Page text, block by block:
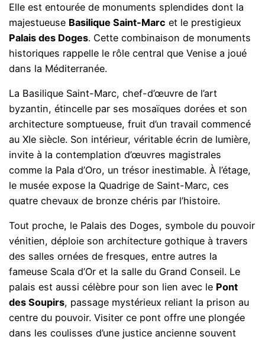
Elle est entourée de monuments splendides dont la
majestueuse Basilique Saint-Marc et le prestigieux
Palais des Doges. Cette combinaison de monuments
historiques rappelle le rôle central que Venise a joué
dans la Méditerranée.
La Basilique Saint-Marc, chef-d’œuvre de l’art
byzantin, étincelle par ses mosaïques dorées et son
architecture somptueuse, fruit d’un travail commencé
au XIe siècle. Son intérieur, véritable écrin de lumière,
invite à la contemplation d’œuvres magistrales
comme la Pala d’Oro, un trésor inestimable. À l’étage,
le musée expose la Quadrige de Saint-Marc, ces
quatre chevaux de bronze chéris par l’histoire.
Tout proche, le Palais des Doges, symbole du pouvoir
vénitien, déploie son architecture gothique à travers
des salles ornées de fresques, entre autres la
fameuse Scala d’Or et la salle du Grand Conseil. Le
palais est aussi célèbre pour son lien avec le Pont
des Soupirs, passage mystérieux reliant la prison au
centre du pouvoir. Visiter ce pont offre une plongée
dans les coulisses d’une justice ancienne souvent